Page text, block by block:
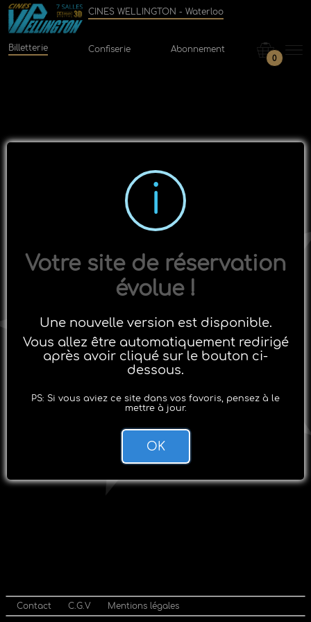
CINES WELLINGTON - Waterloo
Billetterie Confiserie Abonnement
0
Contact C.G.V Mentions légales
Votre site de réservation
évolue !
Une nouvelle version est disponible.
Vous allez être automatiquement redirigé
après avoir cliqué sur le bouton ci-
dessous.
PS: Si vous aviez ce site dans vos favoris, pensez à le
mettre à jour.
OK